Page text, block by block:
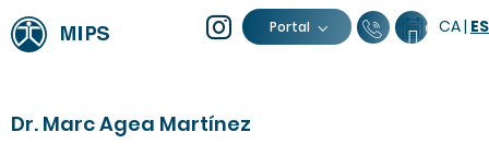
Portal 93 805 04
CA| ES
Dr. Marc Agea Martínez